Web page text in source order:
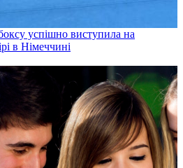
успішно виступила на
в Німеччині